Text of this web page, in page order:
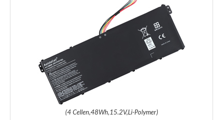
(4 Cellen,48Wh,15.2V,Li-Polymer)